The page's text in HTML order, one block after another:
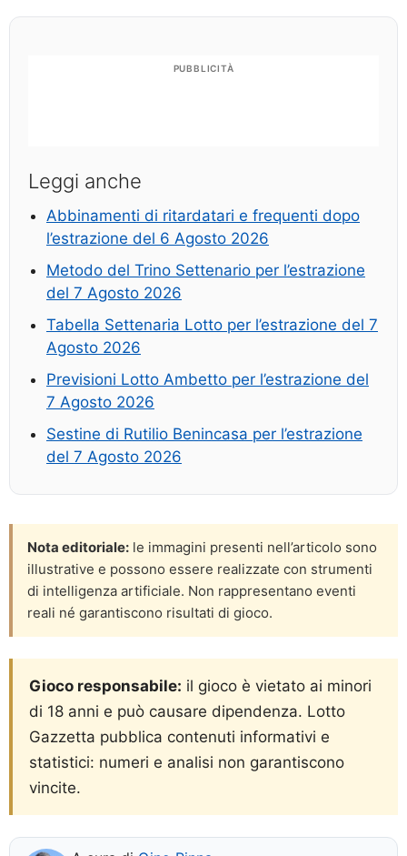
PUBBLICITÀ
Leggi anche
Abbinamenti di ritardatari e frequenti dopo
l’estrazione del 6 Agosto 2026
Metodo del Trino Settenario per l’estrazione
del 7 Agosto 2026
Tabella Settenaria Lotto per l’estrazione del 7
Agosto 2026
Previsioni Lotto Ambetto per l’estrazione del
7 Agosto 2026
Sestine di Rutilio Benincasa per l’estrazione
del 7 Agosto 2026
Nota editoriale: le immagini presenti nell’articolo sono
illustrative e possono essere realizzate con strumenti
di intelligenza artificiale. Non rappresentano eventi
reali né garantiscono risultati di gioco.
Gioco responsabile: il gioco è vietato ai minori
di 18 anni e può causare dipendenza. Lotto
Gazzetta pubblica contenuti informativi e
statistici: numeri e analisi non garantiscono
vincite.